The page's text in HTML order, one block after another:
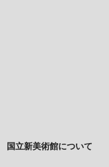
国立新美術館について